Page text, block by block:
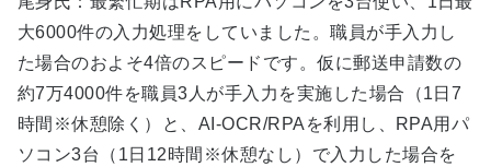
大6000件の入力処理をしていました。職員が手入力し
た場合のおよそ4倍のスピードです。仮に郵送申請数の
約7万4000件を職員3人が手入力を実施した場合（1日7
時間※休憩除く）と、AI-OCR/RPAを利用し、RPA用パ
ソコン3台（1日12時間※休憩なし）で入力した場合を